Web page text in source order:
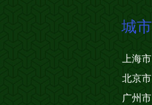
城市
上海市
北京市
广州市